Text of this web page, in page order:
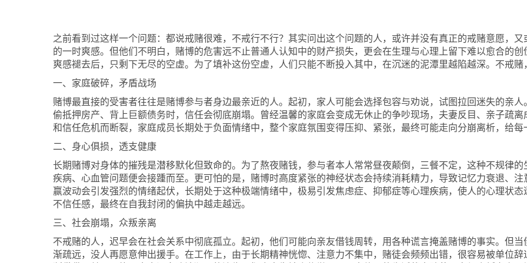
之前看到过这样一个问题：都说戒赌很难，不戒行不行？其实问出这个问题的人，或许并没有真正的戒赌意愿，
的一时爽感。但他们不明白，赌博的危害远不止普通人认知中的财产损失，更会在生理与心理上留下难以愈合的
爽感褪去后，只剩下无尽的空虚。为了填补这份空虚，人们只能不断投入其中，在沉迷的泥潭里越陷越深。不戒
一、家庭破碎， 矛盾战场
赌博最直接的受害者往往是赌博参与者身边最亲近的人。起初，家人可能会选择包容与劝说，试图拉回迷失的亲人
偷抵押房产、背上巨额债务时，信任会彻底崩塌。曾经温馨的家庭会变成无休止的争吵现场，夫妻反目、亲子疏
和信任危机而断裂，家庭成员长期处于负面情绪中，整个家庭氛围变得压抑、紧张，最终可能走向分崩离析，给
二、身心俱损，透支健康
长期赌博对身体的摧残是潜移默化但致命的。为了熬夜赌钱， 参与者本人常常昼夜颠倒，三餐不定，这种不规律
疾病、心血管问题便会接踵而至。更可怕的是，赌博时高度紧张的神经状态会持续消耗精力，导致记忆力衰退、
赢波动会引发强烈的情绪起伏，长期处于这种极端情绪中，极易引发焦虑症、抑郁症等心理疾病，使人的心理状
不信任感，最终在自我封闭的偏执中越走越远。
三、社会崩塌， 众叛亲离
不戒赌的人，迟早会在社会关系中彻底孤立。起初，他们可能向亲友借钱周转，用各种谎言掩盖赌博的事实。但
渐疏远，没人再愿意伸出援手。在工作上，由于长期精神恍惚、注意力不集中，赌徒会频频出错，很容易被单位